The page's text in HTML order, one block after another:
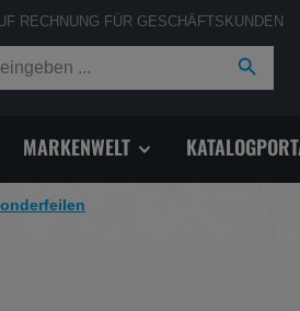
RECHNUNG FÜR GESCHÄFTSKUNDEN
MARKENWELT